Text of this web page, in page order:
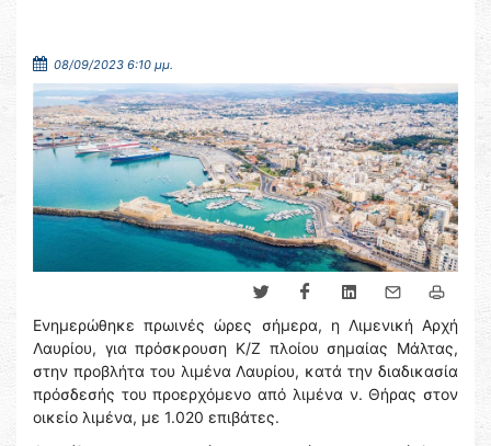
08/09/2023 6:10 μμ.
Ενημερώθηκε πρωινές ώρες σήμερα, η Λιμενική Αρχή
Λαυρίου, για πρόσκρουση Κ/Ζ πλοίου σημαίας Μάλτας,
στην προβλήτα του λιμένα Λαυρίου, κατά την διαδικασία
πρόσδεσής του προερχόμενο από λιμένα ν. Θήρας στον
οικείο λιμένα, με 1.020 επιβάτες.